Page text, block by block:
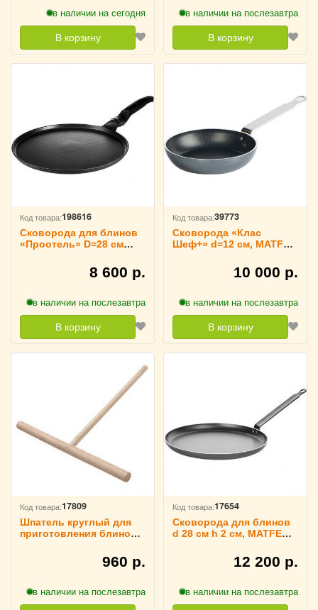
в наличии на сегодня
В корзину
в наличии на послезавтра
В корзину
Код товара:198616
Сковорода для блинов
«Проотель» D=28 см
8 600 р.
в наличии на послезавтра
В корзину
Код товара:39773
Сковорода «Клас
Шеф+» d=12 см, MATFER
10 000 р.
в наличии на послезавтра
В корзину
Код товара:17809
Шпатель круглый для
приготовления блинов,
960 р.
в наличии на послезавтра
Код товара:17654
Сковорода для блинов
d 28 см h 2 см, MATFER
12 200 р.
в наличии на послезавтра